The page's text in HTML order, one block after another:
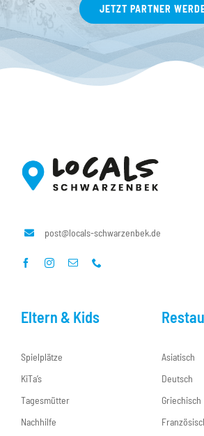
JETZT PARTNER
post@locals-schwarzenbek.de
Eltern & Kids
Spielplätze
KiTa’s
Tagesmütter
Nachhilfe
Asiatisch
Deutsch
Griechisch